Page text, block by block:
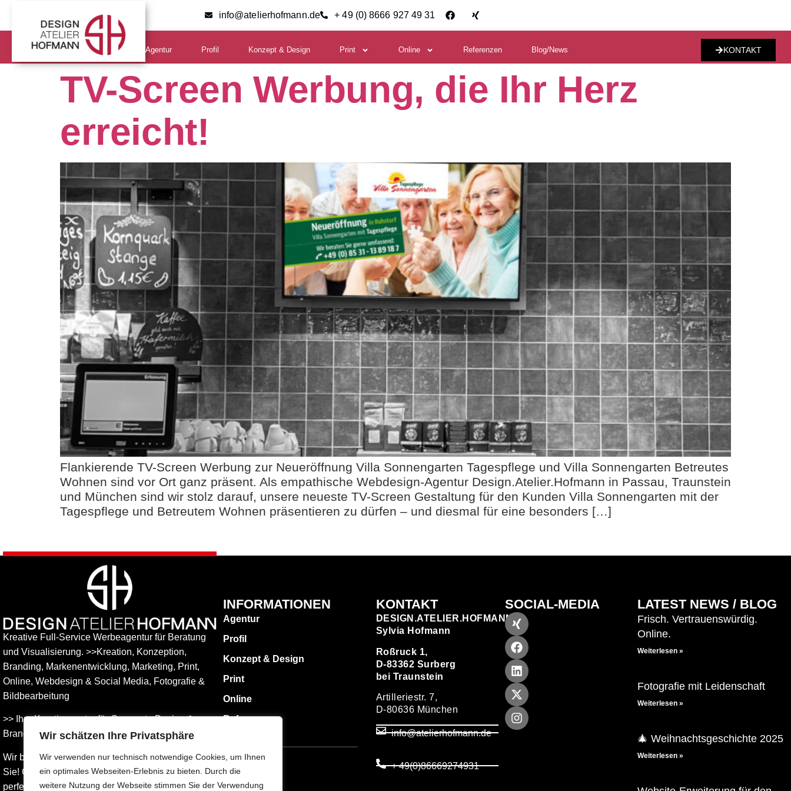
Wir schätzen Ihre Privatsphäre
Wir verwenden nur technisch notwendige Cookies, um Ihnen
ein optimales Webseiten-Erlebnis zu bieten. Durch die
weitere Nutzung der Webseite stimmen Sie der Verwendung
info@atelierhofmann.de + 49 (0) 8666 927 49 31
KONTAKT
Agentur Profil Konzept & Design Print Online Referenzen Blog/News
TV-Screen Werbung, die Ihr Herz
erreicht!
Flankierende TV-Screen Werbung zur Neueröffnung Villa Sonnengarten Tagespflege und Villa Sonnengarten Betreutes
Wohnen sind vor Ort ganz präsent. Als empathische Webdesign-Agentur Design.Atelier.Hofmann in Passau, Traunstein
und München sind wir stolz darauf, unsere neueste TV-Screen Gestaltung für den Kunden Villa Sonnengarten mit der
Tagespflege und Betreutem Wohnen präsentieren zu dürfen – und diesmal für eine besonders […]
Kreative Full-Service Werbeagentur für Beratung
und Visualisierung. >>Kreation, Konzeption,
Branding, Markenentwicklung, Marketing, Print,
Online, Web­design & Social Media, Fotografie &
Bildbear­bei­tung
>> Ihre Kreativagentur für Corporate Design &
Branding Entwicklung – ganz in Ihrer Nähe.
Wir beraten Sie umfassend – und freuen uns auf
Sie! Gemeinsam finden wird die Werbung, die
perfekt zu Ihnen passt.
INFORMATIONEN
Agentur
Profil
Konzept & Design
Print
Online
Referenzen
Impressum
Datenschutz
KONTAKT
DESIGN.ATELIER.HOFMANN
Sylvia Hofmann
Roßruck 1,
D-83362 Surberg
bei Traunstein
Artilleriestr. 7,
D-80636 München
info@atelierhofmann.de
+ 49(0)86669274931
SOCIAL-MEDIA LATEST NEWS / BLOG
Frisch. Vertrauenswürdig.
Online.
Weiterlesen »
Fotografie mit Leidenschaft
Weiterlesen »
🎄 Weihnachtsgeschichte 2025
Weiterlesen »